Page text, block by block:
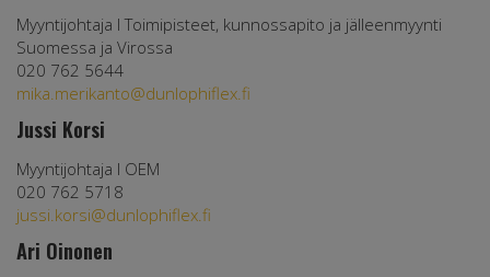
Myyntijohtaja l Toimipisteet, kunnossapito ja jälleenmyynti
Suomessa ja Virossa
020 762 5644
mika.merikanto@dunlophiflex.fi
Jussi Korsi
Myyntijohtaja l OEM
020 762 5718
jussi.korsi@dunlophiflex.fi
Ari Oinonen